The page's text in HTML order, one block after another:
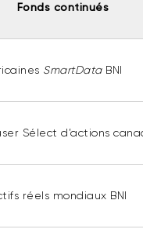
Fonds continués
SmartDataBNI
Sélect d’actions
réels mondiaux BNI